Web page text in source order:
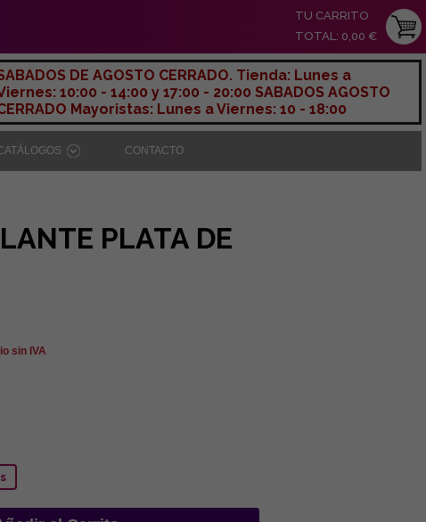
TU CARRITO
TOTAL: 0,00 €
DE AGOSTO CERRADO. Tienda: Lunes a
10:00 - 14:00 y 17:00 - 20:00 SABADOS AGOSTO
Mayoristas: Lunes a Viernes: 10 - 18:00
CONTACTO
PLATA DE
sin IVA